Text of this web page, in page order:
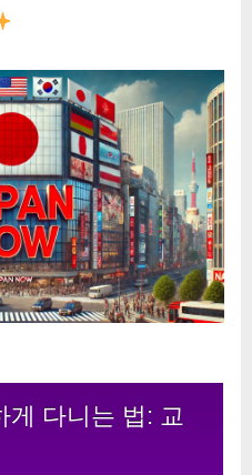
게 다니는 법: 교